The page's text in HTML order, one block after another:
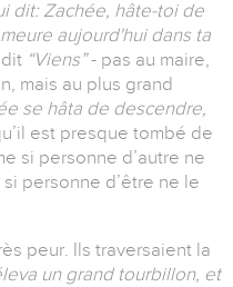
dit: Zachée, hâte-toi de
aujourd'hui dans ta
“Viens”- pas au maire,
mais au plus grand
se hâta de descendre,
est presque tombé de
si personne d’autre ne
personne d’être ne le
peur. Ils traversaient la
un grand tourbillon, et